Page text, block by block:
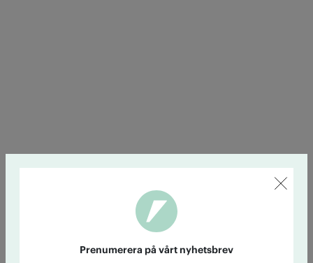
Prenumerera på vårt nyhetsbrev